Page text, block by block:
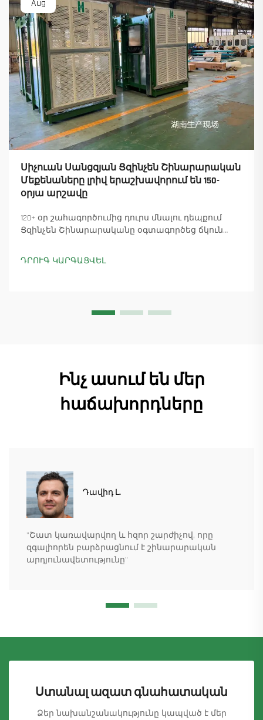
Aug
Սիչուան Սանցզյան Ցզինչեն Շինարարական
Մեքենաները լրիվ երաշխավորում են 150-
օրյա արշավը
120+ օր շահագործումից դուրս մնալու դեպքում
Ցզինչեն Շինարարականը օգտագործեց ճկուն
ապահովելով 18 աշտարակային ճանկային
տնտեսուղղիչների մատուցումը և ապահովելով
ԴՐՈՒԳ ԿԱՐԳԱՑՎԵԼ
Ինչ ասում են մեր
հաճախորդները
Դավիդ Լ.
"Շատ կառավարվող և հզոր շարժիչով, որը
զգալիորեն բարձրացնում է շինարարական
արդյունավետությունը"
Ստանալ ազատ գնահատական
Ձեր նախանշանակությունը կապված է մեր